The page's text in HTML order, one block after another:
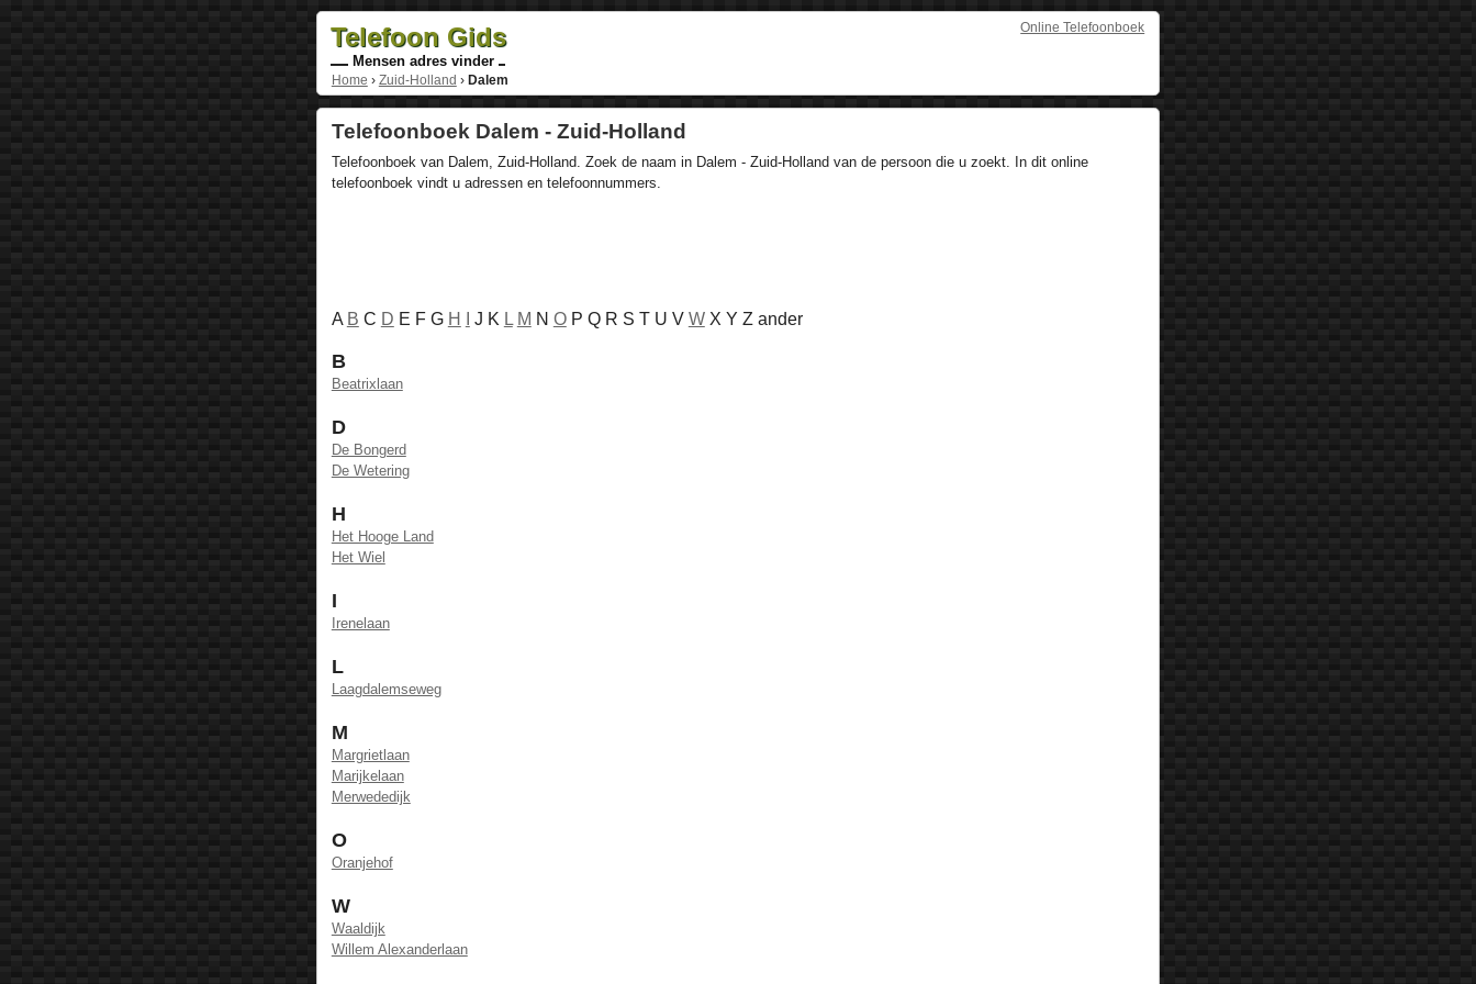
Online Telefoonboek
Telefoon Gids
Mensen adres vinder
Home › Zuid-Holland › Dalem
Telefoonboek Dalem - Zuid-Holland
Telefoonboek van Dalem, Zuid-Holland. Zoek de naam in Dalem - Zuid-Holland van de persoon die u zoekt. In dit online
telefoonboek vindt u adressen en telefoonnummers.
A B C D E F G H J K L M N OP Q R S T U V WX Y Z ander
B
Beatrixlaan
D
De Bongerd
De Wetering
H
Het Hooge Land
Het Wiel
I
Irenelaan
L
Laagdalemseweg
M
Margrietlaan
Marijkelaan
Merwededijk
O
Oranjehof
W
Waaldijk
Willem Alexanderlaan